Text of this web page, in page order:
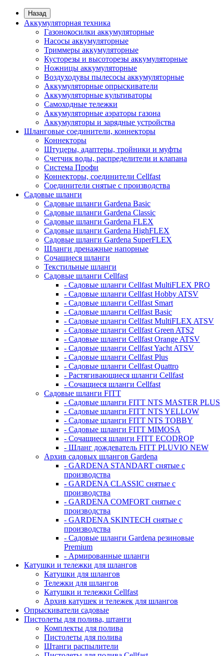
Назад
Аккумуляторная техника
Газонокосилки аккумуляторные
Насосы аккумуляторные
Триммеры аккумуляторные
Кусторезы и высоторезы аккумуляторные
Ножницы аккумуляторные
Воздуходувы пылесосы аккумуляторные
Аккумуляторные опрыскиватели
Аккумуляторные культиваторы
Самоходные тележки
Аккумуляторные аэраторы газона
Аккумуляторы и зарядные устройства
Шланговые соединители, коннекторы
Коннекторы
Штуцеры, адаптеры, тройники и муфты
Счетчик воды, распределители и клапана
Система Профи
Коннекторы, соединители Cellfast
Соединители снятые с производства
Садовые шланги
Садовые шланги Gardena Basic
Садовые шланги Gardena Classic
Садовые шланги Gardena FLEX
Садовые шланги Gardena HighFLEX
Садовые шланги Gardena SuperFLEX
Шланги дренажные напорные
Сочащиеся шланги
Текстильные шланги
Садовые шланги Cellfast
- Садовые шланги Cellfast MultiFLEX PRO
- Садовые шланги Cellfast Hobby ATSV
- Садовые шланги Cellfast Smart
- Садовые шланги Cellfast Basic
- Садовые шланги Cellfast MultiFLEX ATSV
- Садовые шланги Cellfast Green ATS2
- Садовые шланги Cellfast Orange ATSV
- Садовые шланги Cellfast Yacht ATSV
- Садовые шланги Cellfast Plus
- Садовые шланги Cellfast Quattro
- Растягивающиеся шланги Cellfast
- Сочащиеся шланги Cellfast
Садовые шланги FITT
- Садовые шланги FITT NTS MASTER PLUS
- Садовые шланги FITT NTS YELLOW
- Садовые шланги FITT NTS TOBBY
- Садовые шланги FITT MIMOSA
- Сочащиеся шланги FITT ECODROP
- Шланг дождеватель FITT PLUVIO NEW
Архив садовых шлангов Gardena
- GARDENA STANDART снятые с
производства
- GARDENA CLASSIC снятые с
производства
- GARDENA COMFORT снятые с
производства
- GARDENA SKINTECH снятые с
производства
- Садовые шланги Gardena резиновые
Premium
- Армированные шланги
Катушки и тележки для шлангов
Катушки для шлангов
Тележки для шлангов
Катушки и тележки Cellfast
Архив катушек и тележек для шлангов
Опрыскиватели садовые
Пистолеты для полива, штанги
Комплекты для полива
Пистолеты для полива
Штанги распылители